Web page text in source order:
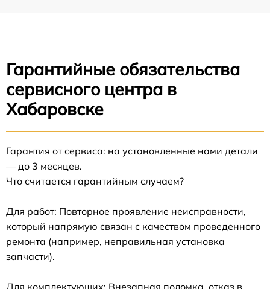
Гарантийные обязательства
сервисного центра в
Хабаровске
Гарантия от сервиса: на установленные нами детали
— до 3 месяцев.
Что считается гарантийным случаем?
Для работ: Повторное проявление неисправности,
который напрямую связан с качеством проведенного
ремонта (например, неправильная установка
запчасти).
Для комплектующих: Внезапная поломка, отказ в